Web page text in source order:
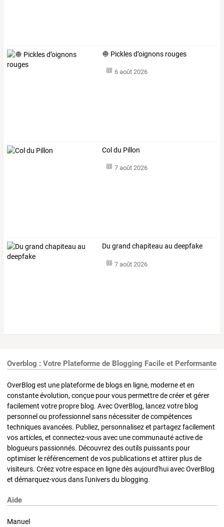
🧅 Pickles d’oignons rouges
6 août 2026
Col du Pillon
7 août 2026
Du grand chapiteau au deepfake
7 août 2026
Overblog : Votre Plateforme de Blogging Facile et Performante
OverBlog est une plateforme de blogs en ligne, moderne et en
constante évolution, conçue pour vous permettre de créer et gérer
facilement votre propre blog. Avec OverBlog, lancez votre blog
personnel ou professionnel sans nécessiter de compétences
techniques avancées. Publiez, personnalisez et partagez facilement
vos articles, et connectez-vous avec une communauté active de
blogueurs passionnés. Découvrez des outils puissants pour
optimiser le référencement de vos publications et attirer plus de
visiteurs. Créez votre espace en ligne dès aujourd'hui avec OverBlog
et démarquez-vous dans l'univers du blogging.
Aide
Manuel